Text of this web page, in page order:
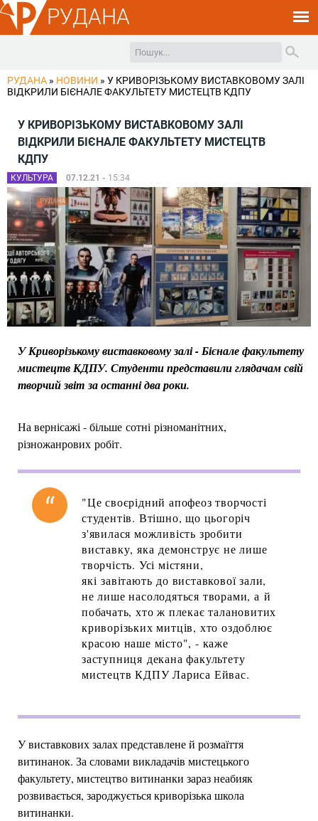
РУДАНА
РУДАНА » НОВИНИ » У КРИВОРІЗЬКОМУ ВИСТАВКОВОМУ ЗАЛІ
ВІДКРИЛИ БІЄНАЛЕ ФАКУЛЬТЕТУ МИСТЕЦТВ КДПУ
У КРИВОРІЗЬКОМУ ВИСТАВКОВОМУ ЗАЛІ
ВІДКРИЛИ БІЄНАЛЕ ФАКУЛЬТЕТУ МИСТЕЦТВ
КДПУ
КУЛЬТУРА 07.12.21 - 15:34
У Криворізькому виставковому залі - Бієнале факультету
мистецтв КДПУ. Студенти представили глядачам свій
творчий звіт за останні два роки.
На вернісажі - більше сотні різноманітних,
різножанрових робіт.
"Це своєрідний апофеоз творчості
студентів. Втішно, що цьогоріч
з'явилася можливість зробити
виставку, яка демонструє не лише
творчість. Усі містяни,
які завітають до виставкової зали,
не лише насолодяться творами, а й
побачать, хто ж плекає талановитих
криворізьких митців, хто оздоблює
красою наше місто", - каже
заступниця декана факультету
мистецтв КДПУ Лариса Ейвас.
У виставкових залах представлене й розмаїття
витинанок. За словами викладачів мистецького
факультету, мистецтво витинанки зараз неабияк
розвивається, зароджується криворізька школа
витинанки.